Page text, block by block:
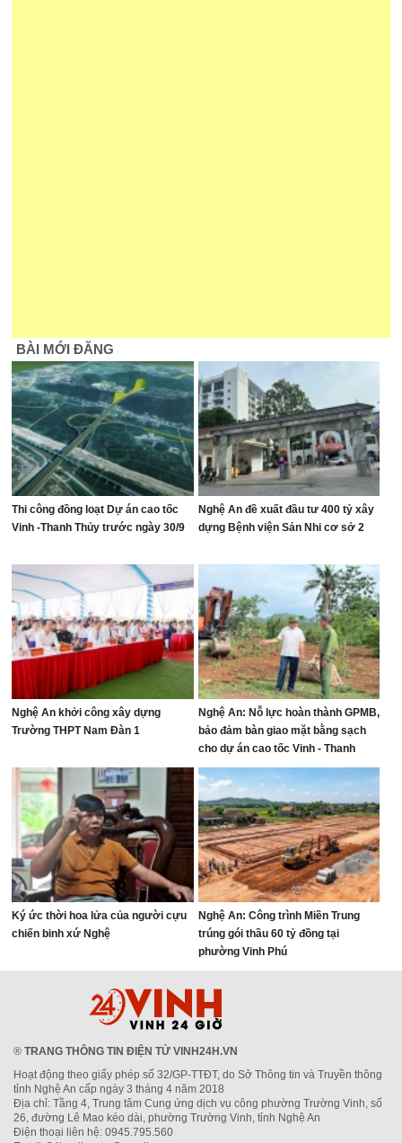
BÀI MỚI ĐĂNG
Thi công đồng loạt Dự án cao tốc
Vinh -Thanh Thủy trước ngày 30/9
Nghệ An đề xuất đầu tư 400 tỷ xây
dựng Bệnh viện Sản Nhi cơ sở 2
Nghệ An khởi công xây dựng
Trường THPT Nam Đàn 1
Nghệ An: Nỗ lực hoàn thành GPMB,
bảo đảm bàn giao mặt bằng sạch
cho dự án cao tốc Vinh - Thanh
Thủy
Ký ức thời hoa lửa của người cựu
chiến binh xứ Nghệ
Nghệ An: Công trình Miền Trung
trúng gói thầu 60 tỷ đồng tại
phường Vinh Phú
® TRANG THÔNG TIN ĐIỆN TỬ VINH24H.VN
Hoạt động theo giấy phép số 32/GP-TTĐT, do Sở Thông tin và Truyền thông
tỉnh Nghệ An cấp ngày 3 tháng 4 năm 2018
Địa chỉ: Tầng 4, Trung tâm Cung ứng dịch vụ công phường Trường Vinh, số
26, đường Lê Mao kéo dài, phường Trường Vinh, tỉnh Nghệ An
Điện thoại liên hệ: 0945.795.560